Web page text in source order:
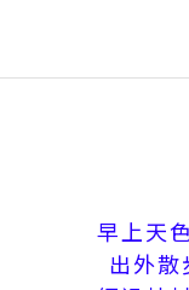
早上天
出外散